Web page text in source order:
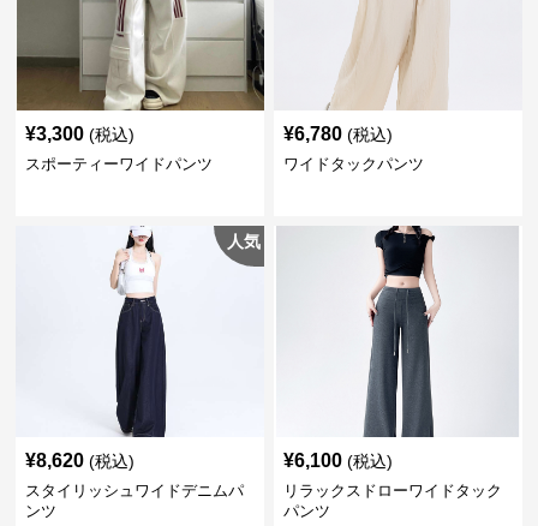
¥3,300 (税込)
スポーティーワイドパンツ
¥6,780 (税込)
ワイドタックパンツ
人気
¥8,620 (税込)
スタイリッシュワイドデニムパ
ンツ
¥6,100 (税込)
リラックスドローワイドタック
パンツ